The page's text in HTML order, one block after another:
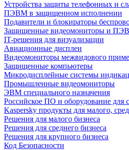
Устройства защиты телефонных и
ПЭВМ в защищенном исполнении
Подавители и блокираторы
Защищенные видеомониторы и
IT-решения для визуализации
Авиационные дисплеи
Видеомониторы межвидового
Защищенные компьютеры
Микродисплейные системы
Промышленные видеомониторы
ЭВМ специального назначения
Российское ПО и оборудование для
Kaspersky продукты для малого,
Решения для малого бизнеса
Решения для среднего бизнеса
Решения для крупного бизнеса
Код Безопасности